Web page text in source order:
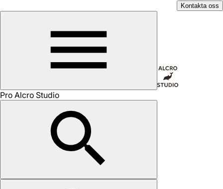
Kontakta oss
Pro Alcro Studio